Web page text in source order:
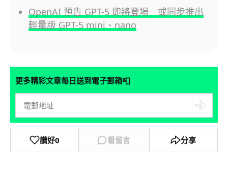
OpenAI 預告 GPT-5 即將登場 或同步推出
輕量版 GPT-5 mini、nano
更多精彩文章每日送到電子郵箱📮
讚好0 看留言 分享